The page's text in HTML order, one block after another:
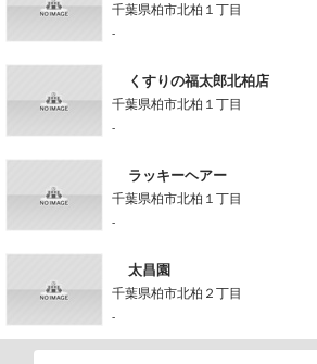
千葉県柏市北柏１丁目
-
くすりの福太郎北柏店
千葉県柏市北柏１丁目
-
ラッキーヘアー
千葉県柏市北柏１丁目
-
太昌園
千葉県柏市北柏２丁目
-